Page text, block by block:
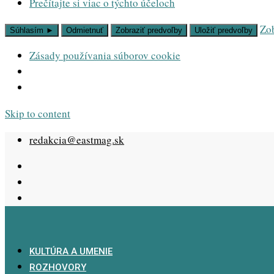
Súhlasím ► Odmietnuť Zobraziť predvoľby Uložiť predvoľby
Zásady používania súborov cookie
Skip to content
redakcia@eastmag.sk
KULTÚRA A UMENIE
ROZHOVORY